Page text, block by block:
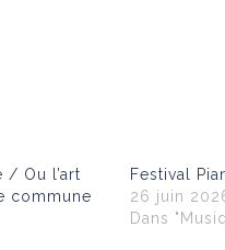
/ Ou l’art
commune
Festival
26 juin
Dans